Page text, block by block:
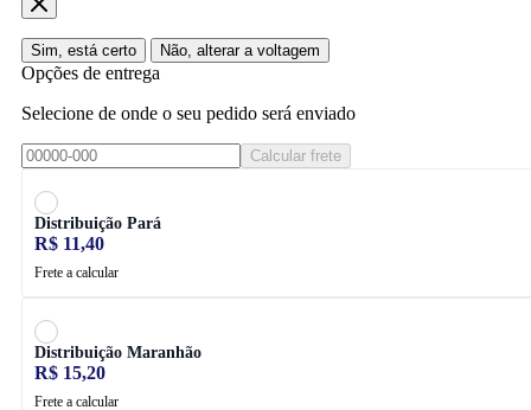
Sim, está certo Não, alterar a voltagem
Opções de entrega
Selecione de onde o seu pedido será enviado
Calcular frete
Distribuição Pará
R$ 11,40
Frete a calcular
Distribuição Maranhão
R$ 15,20
Frete a calcular